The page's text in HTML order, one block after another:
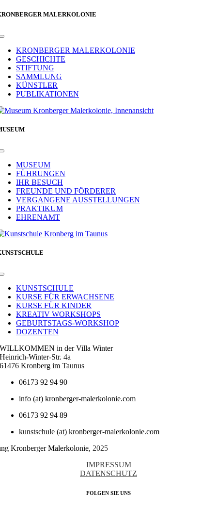
MALERKOLONIE
Toggle
NavigationKRONBERGER MALERKOLONIE
GESCHICHTE
STIFTUNG
SAMMLUNG
KÜNSTLER
PUBLIKATIONEN
Toggle
NavigationMUSEUM
FÜHRUNGEN
IHR BESUCH
FREUNDE UND FÖRDERER
VERGANGENE AUSSTELLUNGEN
PRAKTIKUM
EHRENAMT
Toggle
NavigationKUNSTSCHULE
KURSE FÜR ERWACHSENE
KURSE FÜR KINDER
KREATIV WORKSHOPS
GEBURTSTAGS-WORKSHOP
DOZENTEN
WILLKOMMEN in der Villa Winter
Heinrich-Winter-Str. 4a
61476 Kronberg im Taunus
06173 92 94 90
info (at) kronberger-malerkolonie.com
06173 92 94 89
kunstschule (at) kronberger-malerkolonie.com
Kronberger Malerkolonie, 2025
IMPRESSUM
DATENSCHUTZ
FOLGEN SIE UNS